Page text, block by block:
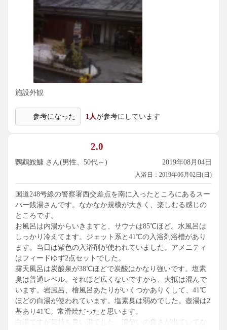
施設外観
参考になった 1人が参考にしています
2.0
鸚鵡鮟鱇 さん(男性、50代～) 2019年08月04日
入浴日：2019年06月02日(日)
国道248号線の警察署西交差点を南に入ったところにあるスー
パー銭湯さんです。なかなか規模が大きく、楽しむる感じの
ところです。
お風呂は内湯からいきますと、サウナは85℃ほど。水風呂は
しっかり冷えてます。ジェット系と41℃の入浴剤浴槽があり
ます。当日は紫色の入浴剤が使われていました。アメニティ
はフィードゆず2点セットでした。
露天風呂は炭酸泉が38℃ほどで炭酸はかなり強いです。塩素
臭は普通レベル。それほど広くないですから、大抵は混んで
います。岩風呂、檜風呂あたりがいくつかありくして、41℃
ほどの白湯が使われています。塩素臭は弱めでした。壺湯は2
基あり41℃。常滑焼だったと思います。
白湯ですが気持ち良い湯でした。湯使いの良さが出ていてな